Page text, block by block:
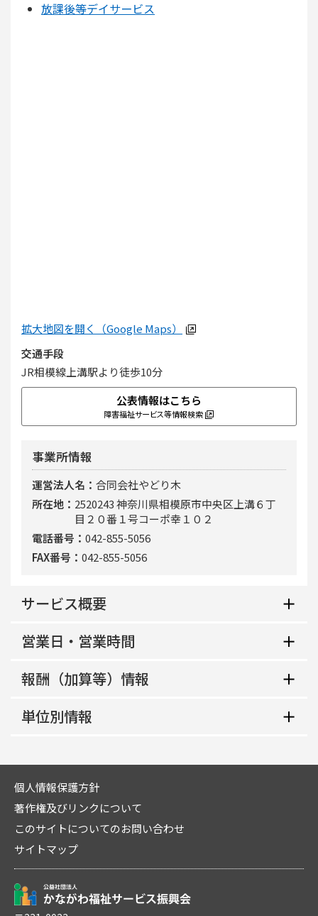
放課後等デイサービス
拡大地図を開く（Google Maps）
交通手段
JR相模線上溝駅より徒歩10分
公表情報はこちら
障害福祉サービス等情報検索
事業所情報
運営法人名
合同会社やどり木
所在地
2520243 神奈川県相模原市中央区上溝６丁
目２０番１号コーポ幸１０２
電話番号
042-855-5056
FAX番号
042-855-5056
サービス概要
地域生活支援拠点等該当の有無
非該当
非該当
利用定員
10人
サービス提供地域
相模原市全域
概要・特色
営業日・営業時間
平日
10:00～18:00
日曜
～
祝日
定休日
日、祝日
報酬（加算等）情報
地域区分
非該当
経過措置対象区分
非該当
中核機能強化事業所加算
なし
単位別情報
1
多機能型実施の有無
多機能
主たる障害種別
重症心身障害以外の場合
利用定員
個人情報保護方針
著作権及びリンクについて
このサイトについてのお問い合わせ
サイトマップ